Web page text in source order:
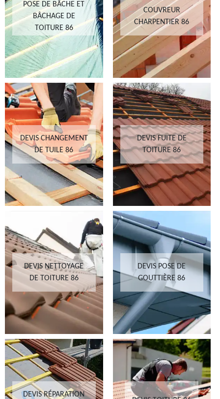
POSE DE BÂCHE ET
BÂCHAGE DE
TOITURE 86
COUVREUR
CHARPENTIER 86
DEVIS CHANGEMENT
DE TUILE 86
DEVIS FUITE DE
TOITURE 86
DEVIS NETTOYAGE
DE TOITURE 86
DEVIS POSE DE
GOUTTIÈRE 86
DEVIS RÉPARATION